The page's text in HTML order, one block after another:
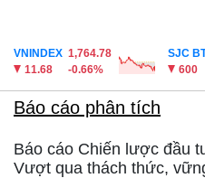
VNINDEX 1,764.78
11.68
-0.66%
SJC
600
Báo cáo phân tích
Báo cáo Chiến lược đầu
Vượt qua thách thức,